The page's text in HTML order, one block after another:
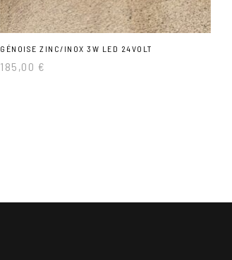
GÉNOISE ZINC/INOX 3W LED 24VOLT
185,00 €